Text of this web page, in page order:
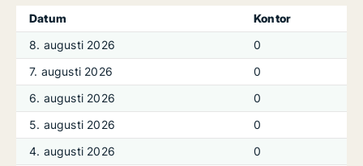
Datum
Kontor
8. augusti 2026
0
7. augusti 2026
0
6. augusti 2026
0
5. augusti 2026
0
4. augusti 2026
0